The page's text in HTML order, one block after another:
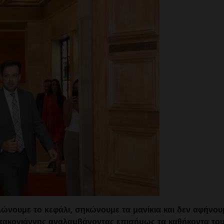
το κεφάλι, σηκώνουμε τα μανίκια και δεν
αναλαμβάνοντας επισήμως τα καθήκοντα του